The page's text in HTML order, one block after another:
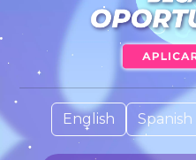
English Spanish